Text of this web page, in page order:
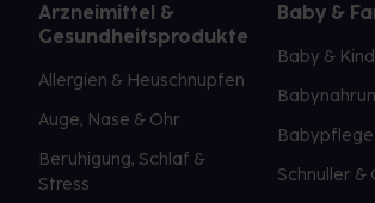
Arzneimittel &
Gesundheitsprodukte
Allergien & Heuschnupfen
Auge, Nase & Ohr
Beruhigung, Schlaf &
Stress
Baby &
Baby &
Babypflege
Schnuller &